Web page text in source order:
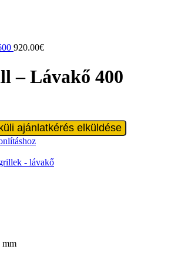
920.00€
– Lávakő 400
ajánlatkérés elküldése
- lávakő
mm